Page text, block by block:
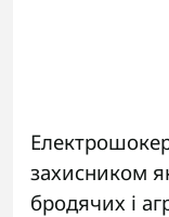
захисником
бродячих і